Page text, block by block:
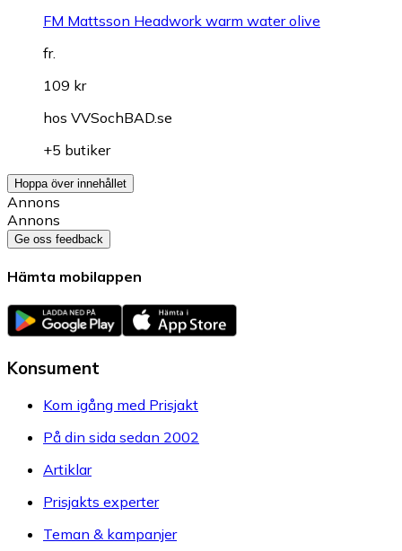
FM Mattsson Headwork warm water olive
fr.
109 kr
hos VVSochBAD.se
+5 butiker
Hoppa över innehållet
Annons
Annons
Ge oss feedback
Hämta mobilappen
Konsument
Kom igång med Prisjakt
På din sida sedan 2002
Artiklar
Prisjakts experter
Teman & kampanjer